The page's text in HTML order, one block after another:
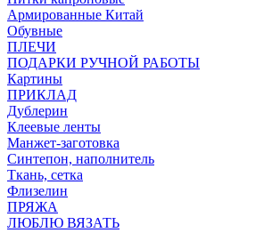
Армированные Китай
Обувные
ПЛЕЧИ
ПОДАРКИ РУЧНОЙ РАБОТЫ
Картины
ПРИКЛАД
Дублерин
Клеевые ленты
Манжет-заготовка
Синтепон, наполнитель
Ткань, сетка
Флизелин
ПРЯЖА
ЛЮБЛЮ ВЯЗАТЬ